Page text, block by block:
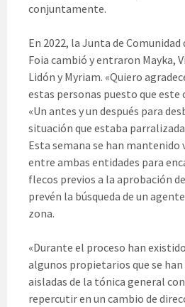
conjuntamente.
En 2022, la Junta de
Foia cambió y entraron Mayka,
Lidón y Myriam. «Quiero
estas personas puesto que este
«Un antes y un después para
situación que estaba
Esta semana se han mantenido
entre ambas entidades para
flecos previos a la aprobación
prevén la búsqueda de un
zona.
«Durante el proceso han
algunos propietarios que se
aisladas de la tónica general
repercutir en un cambio de